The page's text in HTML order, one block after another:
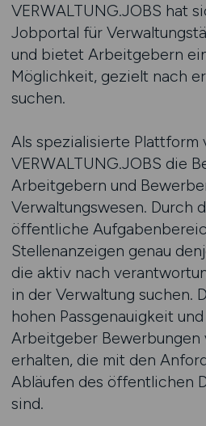
VERWALTUNG.JOBS hat
Jobportal für
und bietet Arbeitgebern
Möglichkeit, gezielt nach
suchen.
Als spezialisierte Plattform
VERWALTUNG.JOBS die
Arbeitgebern und
Verwaltungswesen. Durch
öffentliche
Stellenanzeigen genau
die aktiv nach
in der Verwaltung suchen.
hohen Passgenauigkeit
Arbeitgeber Bewerbungen
erhalten, die mit den
Abläufen des öffentlichen
sind.